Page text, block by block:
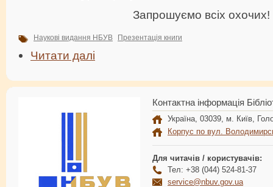
Запрошуємо всіх охочих!
Наукові видання НБУВ Презентація книги
Читати далі
Контактна інформація
Україна, 03039, м. Київ,
Корпус по вул.
Для читачів / користувачів:
Тел: +38 (044) 524-81-37
service@nbuv.gov.ua